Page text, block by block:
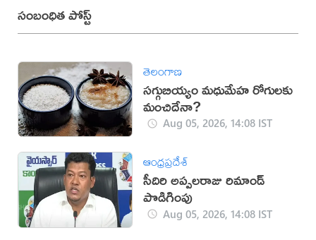
సంబంధిత పోస్ట్
తెలంగాణ
సగ్గుబియ్యం మధుమేహ రోగులకు
మంచిదేనా?
Aug 05, 2026, 14:08 IST
ఆంధ్రప్రదేశ్
సీదిరి అప్పలరాజు రిమాండ్
పొడిగింపు
Aug 05, 2026, 14:08 IST